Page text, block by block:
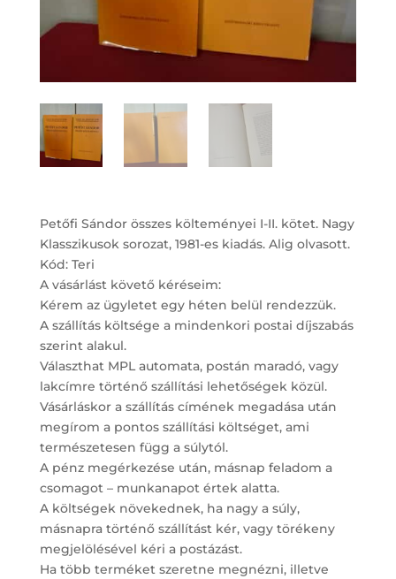
Petőfi Sándor összes költeményei I-II. kötet. Nagy
Klasszikusok sorozat, 1981-es kiadás. Alig olvasott.
Kód: Teri
A vásárlást követő kéréseim:
Kérem az ügyletet egy héten belül rendezzük.
A szállítás költsége a mindenkori postai díjszabás
szerint alakul.
Választhat MPL automata, postán maradó, vagy
lakcímre történő szállítási lehetőségek közül.
Vásárláskor a szállítás címének megadása után
megírom a pontos szállítási költséget, ami
természetesen függ a súlytól.
A pénz megérkezése után, másnap feladom a
csomagot – munkanapot értek alatta.
A költségek növekednek, ha nagy a súly,
másnapra történő szállítást kér, vagy törékeny
megjelölésével kéri a postázást.
Ha több terméket szeretne megnézni, illetve